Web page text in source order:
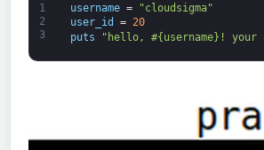
1
2
3
username =
"cloudsigma"
user_id
= 20
puts
"hello, #{username}!